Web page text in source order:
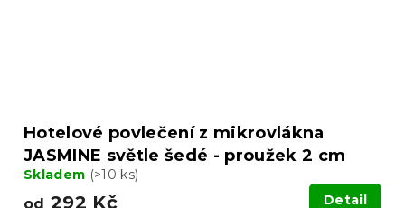
Hotelové povlečení z mikrovlákna
JASMINE světle šedé - proužek 2 cm
Skladem (>10 ks)
od 292 Kč Detail